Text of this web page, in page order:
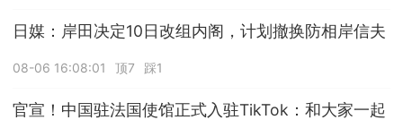
日媒：岸田决定10日改组内阁，计划撤换防相岸信夫
08-06 16:08:01 顶7 踩1
官宣！中国驻法国使馆正式入驻TikTok：和大家一起